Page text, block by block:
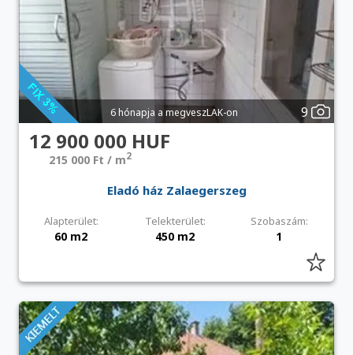
6 hónapja a megveszLAK-on 9
12 900 000 HUF
215 000 Ft / m2
Eladó ház Zalaegerszeg
Alapterület: Telekterület: Szobaszám:
60 m2 450 m2 1